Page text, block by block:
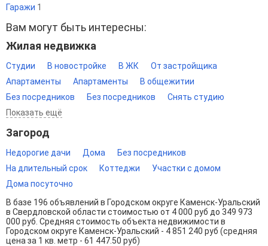
Гаражи 1
Вам могут быть интересны:
Жилая недвижка
Студии В новостройке В ЖК
От застройщика
Апартаменты
Апартаменты
В общежитии
Без посредников
Без посредников
Снять студию
Показать ещё
Загород
Недорогие дачи Дома
Без посредников
На длительный срок
Коттеджи
Участки с домом
Дома посуточно
В базе 196 объявлений в Городском округе Каменск-Уральский
в Свердловской области стоимостью от 4 000 руб до 349 973
000 руб. Средняя стоимость объекта недвижимости в
Городском округе Каменск-Уральский - 4 851 240 руб (средняя
цена за 1 кв. метр - 61 447.50 руб)